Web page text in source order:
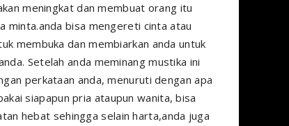
meningkat dan membuat orang itu
minta.anda bisa mengereti cinta atau
membuka dan membiarkan anda untuk
Setelah anda meminang mustika ini
perkataan anda, menuruti dengan apa
siapapun pria ataupun wanita, bisa
hebat sehingga selain harta,anda juga